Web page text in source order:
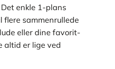
enkle 1-plans
flere sammenrullede
eller dine favorit-
altid er lige ved